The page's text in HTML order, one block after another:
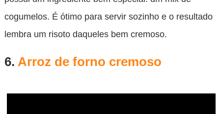
cogumelos. É ótimo para servir sozinho e o resultado
lembra um risoto daqueles bem cremoso.
6. Arroz de forno cremoso